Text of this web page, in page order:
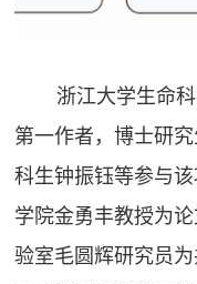
浙江大学生命
第一作者，博士研
科生钟振钰等参与
学院金勇丰教授为
验室毛圆辉研究员